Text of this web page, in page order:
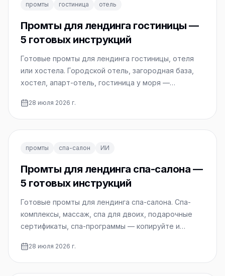
промты гостиница отель
Промты для лендинга гостиницы —
5 готовых инструкций
Готовые промты для лендинга гостиницы, отеля
или хостела. Городской отель, загородная база,
хостел, апарт-отель, гостиница у моря —
28 июля 2026 г.
промты спа-салон ИИ
Промты для лендинга спа-салона —
5 готовых инструкций
Готовые промты для лендинга спа-салона. Спа-
комплексы, массаж, спа для двоих, подарочные
сертификаты, спа-программы — копируйте и
28 июля 2026 г.